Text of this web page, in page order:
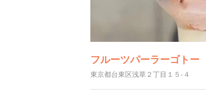
フルーツパーラーゴトー
東京都台東区浅草２丁目１５-４